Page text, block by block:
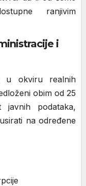
ranjivim
i
u okviru realnih
obim od 25
javnih podataka,
na određene